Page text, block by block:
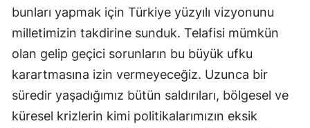
bunları yapmak için Türkiye yüzyılı vizyonunu
milletimizin takdirine sunduk. Telafisi mümkün
olan gelip geçici sorunların bu büyük ufku
karartmasına izin vermeyeceğiz. Uzunca bir
süredir yaşadığımız bütün saldırıları, bölgesel ve
küresel krizlerin kimi politikalarımızın eksik